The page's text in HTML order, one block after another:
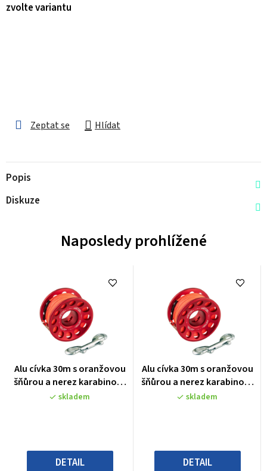
zvolte variantu
Zeptat se Hlídat
Popis
Diskuze
Naposledy prohlížené
Průměrné
hodnocení
produktu
hvězdiček.
Alu cívka 30m s oranžovou
šňůrou a nerez karabinou,
různé barvy
skladem
DETAIL
Průměrné
hodnocení
produktu
hvězdiček.
Alu cívka 30m s oranžovou
šňůrou a nerez karabinou,
různé barvy
skladem
DETAIL